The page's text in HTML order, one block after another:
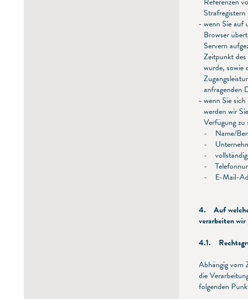
wenn Sie auf
Browser
Servern
Zeitpunkt
wurde, sowie
anfragenden
wenn Sie
werden wir
Verfügung zu
- Name/
-
-
-
- E-Mail-
4. Auf
verarbeiten wir
4.1.
Abhängig vom
die
folgenden